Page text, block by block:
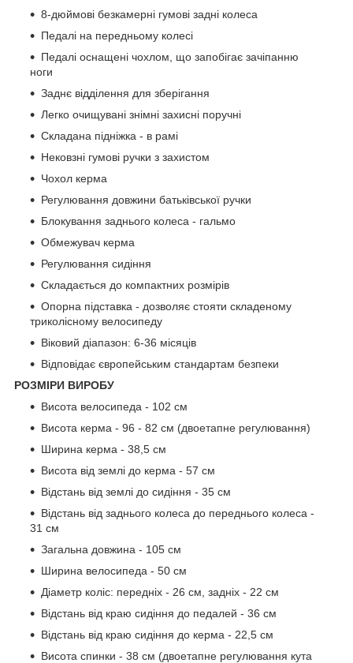
8-дюймові безкамерні гумові задні колеса
Педалі на передньому колесі
Педалі оснащені чохлом, що запобігає зачіпанню
ноги
Заднє відділення для зберігання
Легко очищувані знімні захисні поручні
Складана підніжка - в рамі
Нековзні гумові ручки з захистом
Чохол керма
Регулювання довжини батьківської ручки
Блокування заднього колеса - гальмо
Обмежувач керма
Регулювання сидіння
Складається до компактних розмірів
Опорна підставка - дозволяє стояти складеному
триколісному велосипеду
Віковий діапазон: 6-36 місяців
Відповідає європейським стандартам безпеки
РОЗМІРИ ВИРОБУ
Висота велосипеда - 102 см
Висота керма - 96 - 82 см (двоетапне регулювання)
Ширина керма - 38,5 см
Висота від землі до керма - 57 см
Відстань від землі до сидіння - 35 см
Відстань від заднього колеса до переднього колеса -
31 см
Загальна довжина - 105 см
Ширина велосипеда - 50 см
Діаметр коліс: передніх - 26 см, задніх - 22 см
Відстань від краю сидіння до педалей - 36 см
Відстань від краю сидіння до керма - 22,5 см
Висота спинки - 38 см (двоетапне регулювання кута